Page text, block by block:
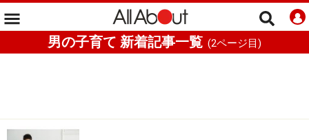
男の子育て 新着記事一覧 (2ページ目)